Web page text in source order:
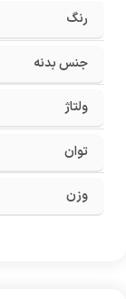
رنگ
جنس بدنه
ولتاژ
توان
وزن